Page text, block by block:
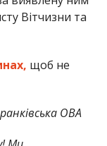
Вітчизни та
щоб не
ОВА